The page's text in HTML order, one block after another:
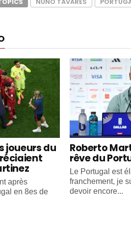
joueurs du
après
en 8es de
Roberto
rêve du
Le Portugal est
franchement, je
devoir encore...